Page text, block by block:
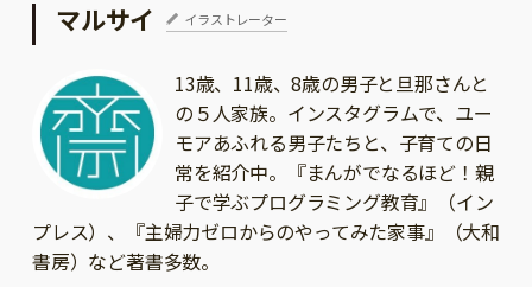
年齢から探す
0歳
1歳
2歳
3歳
年中
年長
小学1年生
小学2年生
小学3年生
特集
こそだてニュース
イベント
そだち＆まなび
マルサイ イラストレーター
13歳、11歳、8歳の男子と旦那さんと
の５人家族。インスタグラムで、ユー
モアあふれる男子たちと、子育ての日
常を紹介中。『まんがでなるほど！親
子で学ぶプログラミング教育』（イン
プレス）、『主婦力ゼロからのやってみた家事』（大和
書房）など著書多数。